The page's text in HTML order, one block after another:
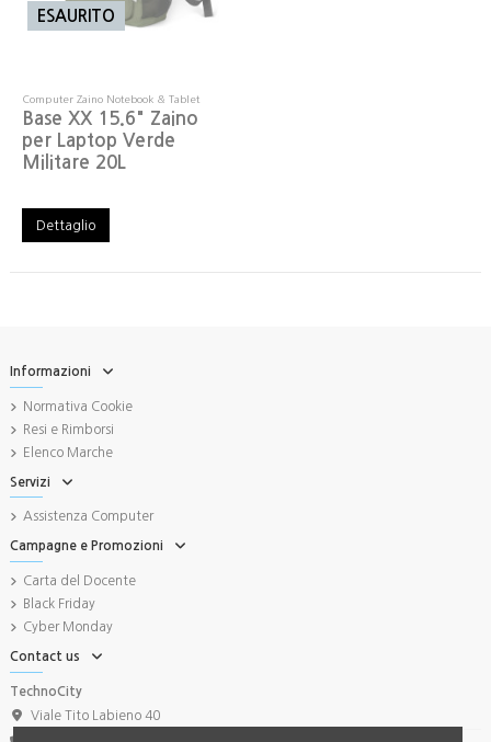
ESAURITO
Computer Zaino Notebook & Tablet
Base XX 15.6" Zaino
per Laptop Verde
Militare 20L
Dettaglio
Informazioni
Normativa Cookie
Resi e Rimborsi
Elenco Marche
Servizi
Assistenza Computer
Campagne e Promozioni
Carta del Docente
Black Friday
Cyber Monday
Contact us
TechnoCity
Viale Tito Labieno 40